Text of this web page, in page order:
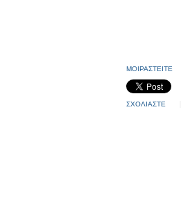
ΜΟΙΡΑΣΤΕΙΤΕ
ΣΧΟΛΙΑΣΤΕ